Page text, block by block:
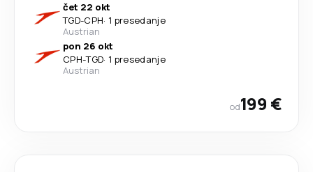
čet 22 okt
TGD-CPH· 1 presedanje
Austrian
pon 26 okt
CPH-TGD· 1 presedanje
Austrian
od199 €